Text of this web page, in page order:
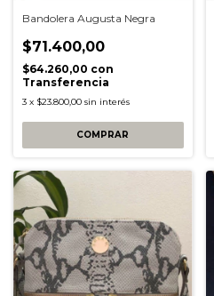
Bandolera Augusta Negra
$71.400,00
$64.260,00 con
Transferencia
3 x $23.800,00 sin interés